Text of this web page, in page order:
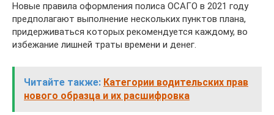
Новые правила оформления полиса ОСАГО в 2021 году
предполагают выполнение нескольких пунктов плана,
придерживаться которых рекомендуется каждому, во
избежание лишней траты времени и денег.
Читайте также: Категории водительских прав
нового образца и их расшифровка